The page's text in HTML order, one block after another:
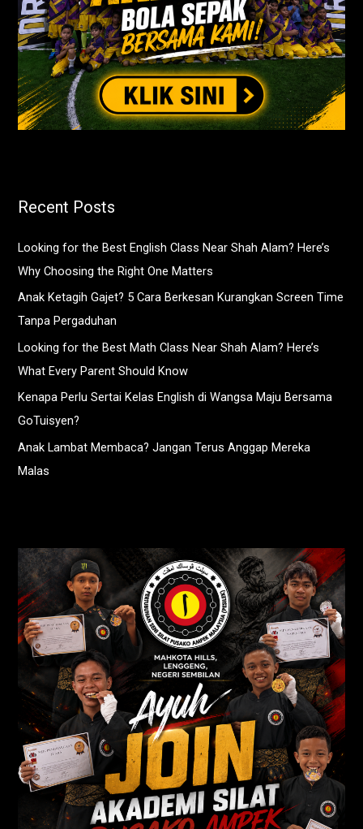
Recent Posts
Looking for the Best English Class Near Shah Alam? Here’s
Why Choosing the Right One Matters
Anak Ketagih Gajet? 5 Cara Berkesan Kurangkan Screen Time
Tanpa Pergaduhan
Looking for the Best Math Class Near Shah Alam? Here’s
What Every Parent Should Know
Kenapa Perlu Sertai Kelas English di Wangsa Maju Bersama
GoTuisyen?
Anak Lambat Membaca? Jangan Terus Anggap Mereka
Malas